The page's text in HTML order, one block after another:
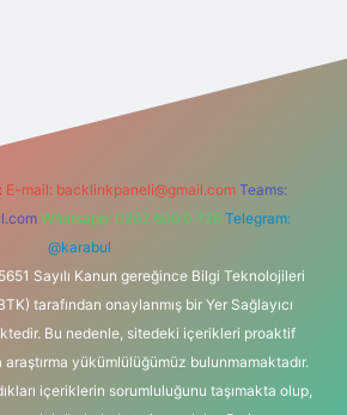
E-mail: backlinkpaneli@gmail.com Teams:
Whatsapp: 0262 606 0 726 Telegram:
@karabul
Sayılı Kanun gereğince Bilgi Teknolojileri
tarafından onaylanmış bir Yer Sağlayıcı
Bu nedenle, sitedeki içerikleri proaktif
yükümlülüğümüz bulunmamaktadır.
içeriklerin sorumluluğunu taşımakta olup,